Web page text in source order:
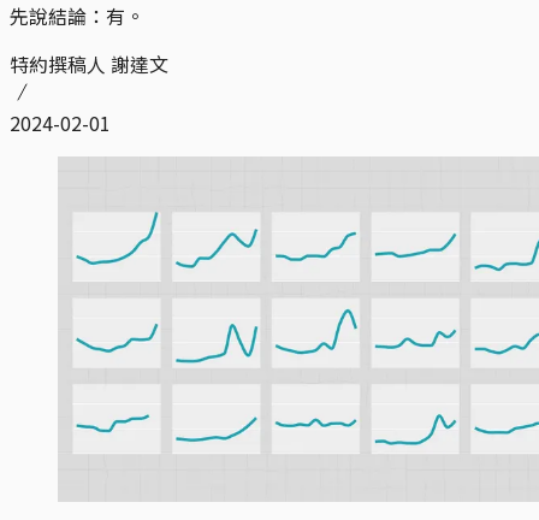
先說結論：有。
特約撰稿人 謝達文
2024-02-01